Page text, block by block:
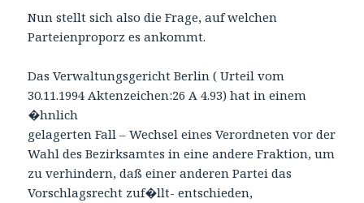
Nun stellt sich also die Frage, auf welchen
Parteienproporz es ankommt.
Das Verwaltungsgericht Berlin ( Urteil vom
30.11.1994 Aktenzeichen:26 A 4.93) hat in einem
�hnlich
gelagerten Fall – Wechsel eines Verordneten vor der
Wahl des Bezirksamtes in eine andere Fraktion, um
zu verhindern, daß einer anderen Partei das
Vorschlagsrecht zuf�llt- entschieden,